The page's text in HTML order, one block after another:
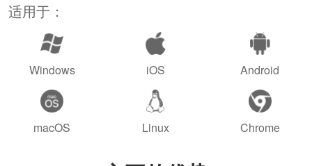
适用于：
Windows iOS Android
macOS Linux Chrome